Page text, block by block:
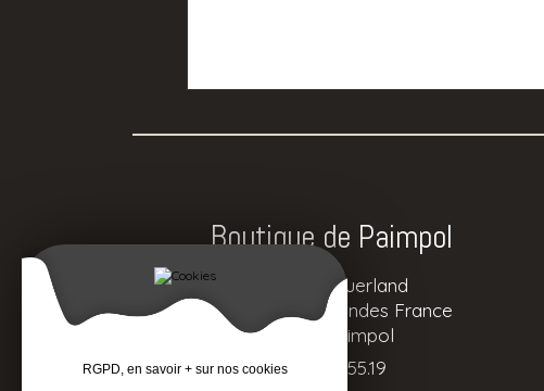
Boutique de Paimpol
Zone de Guerland
3 voie pierre mendes France
22500 Paimpol
02.96.20.55.19
RGPD, en savoir + sur nos cookies